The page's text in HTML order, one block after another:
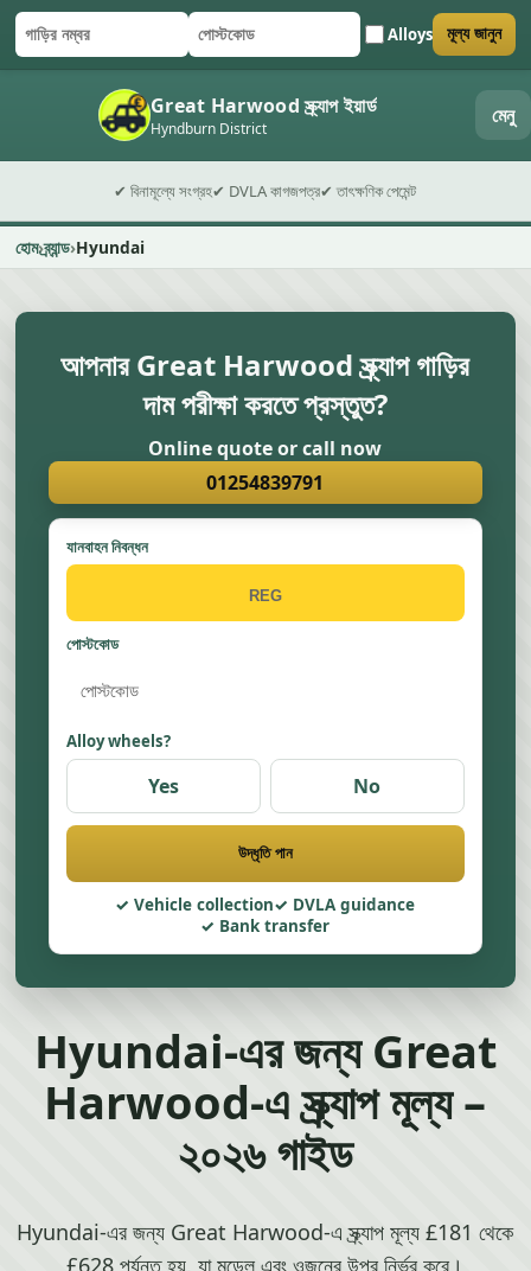
গাড়ির নম্বর
পোস্টকোড Alloys
ফর্ম জমা দিন মূল্য জানুন
Great Harwood স্ক্র্যাপ ইয়ার্ড
Hyndburn District মেনু
✔ বিনামূল্যে সংগ্রহ✔ DVLA কাগজপত্র✔ তাৎক্ষণিক পেমেন্ট
হোম ব্র্যান্ড Hyundai
আপনার Great Harwood স্ক্র্যাপ গাড়ির
দাম পরীক্ষা করতে প্রস্তুত?
Online quote or call now
01254839791
যানবাহন নিবন্ধন
পোস্টকোড
Alloy wheels?
Yes No
উদ্ধৃতি পান
Vehicle collection
DVLA guidance
Bank transfer
Hyundai-এর জন্য Great
Harwood-এ স্ক্র্যাপ মূল্য –
২০২৬ গাইড
Hyundai-এর জন্য Great Harwood-এ স্ক্র্যাপ মূল্য £181 থেকে
£628 পর্যন্ত হয়, যা মডেল এবং ওজনের উপর নির্ভর করে।